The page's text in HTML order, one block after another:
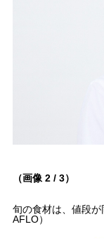
（画像 2 / 3）
旬の食材は、値段
AFLO）